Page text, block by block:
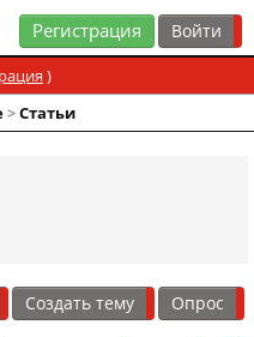
Регистрация
)
>Статьи
Создать тему Опрос